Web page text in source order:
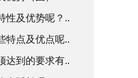
性及优势呢？..
特点及优点呢..
达到的要求有..